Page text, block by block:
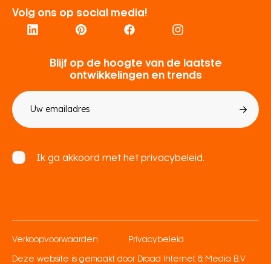
Volg ons op social media!
Blijf op de hoogte van de laatste
ontwikkelingen en trends
mailadres
Ik ga akkoord met hetprivacybeleid.
Verkoopvoorwaarden Privacybeleid
Deze website is gemaakt door Draad Internet & Media B.V